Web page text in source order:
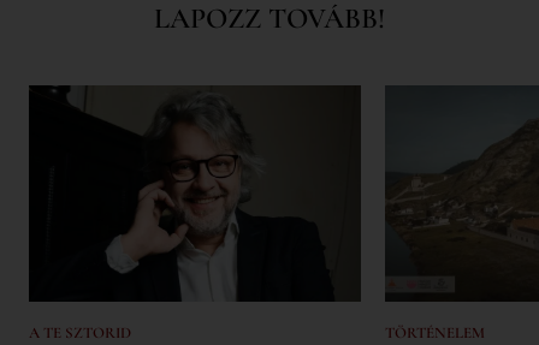
LAPOZZ TOVÁBB!
A TE SZTORID TÖRTÉNELEM